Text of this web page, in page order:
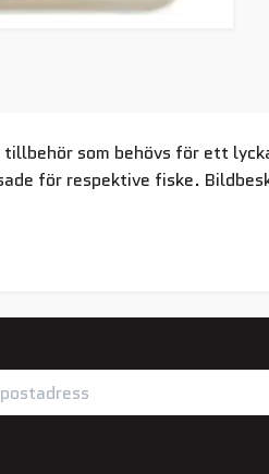
som behövs för ett
för respektive fiske.